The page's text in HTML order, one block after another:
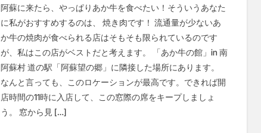
阿蘇に来たら、やっぱりあか牛を食べたい！そういうあなた
に私がおすすめするのは、 焼き肉です！ 流通量が少ないあ
か牛の焼肉が食べられる店はそもそも限られているのです
が、私はこの店がベストだと考えます。 「あか牛の館」in 南
阿蘇村 道の駅「阿蘇望の郷」に隣接した場所にあります。
なんと言っても、このロケーションが最高です。できれば開
店時間の11時に入店して、この窓際の席をキープしましょ
う。 窓から見 […]